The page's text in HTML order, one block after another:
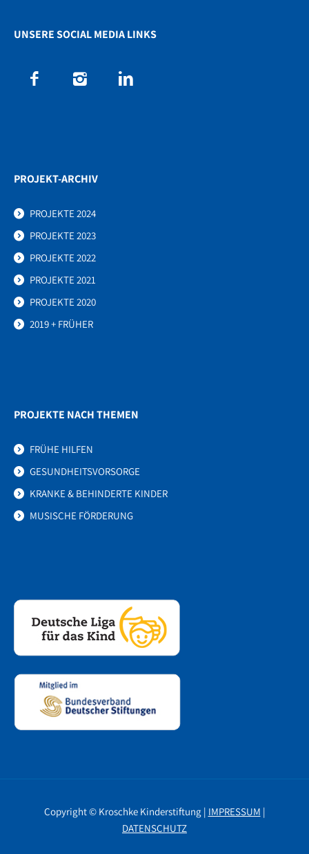
UNSERE SOCIAL MEDIA LINKS
PROJEKT-ARCHIV
PROJEKTE 2024
PROJEKTE 2023
PROJEKTE 2022
PROJEKTE 2021
PROJEKTE 2020
2019 + FRÜHER
PROJEKTE NACH THEMEN
FRÜHE HILFEN
GESUNDHEITSVORSORGE
KRANKE & BEHINDERTE KINDER
MUSISCHE FÖRDERUNG
Copyright © Kroschke Kinderstiftung | IMPRESSUM |
DATENSCHUTZ